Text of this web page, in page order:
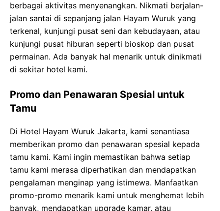
berbagai aktivitas menyenangkan. Nikmati berjalan-
jalan santai di sepanjang jalan Hayam Wuruk yang
terkenal, kunjungi pusat seni dan kebudayaan, atau
kunjungi pusat hiburan seperti bioskop dan pusat
permainan. Ada banyak hal menarik untuk dinikmati
di sekitar hotel kami.
Promo dan Penawaran Spesial untuk
Tamu
Di Hotel Hayam Wuruk Jakarta, kami senantiasa
memberikan promo dan penawaran spesial kepada
tamu kami. Kami ingin memastikan bahwa setiap
tamu kami merasa diperhatikan dan mendapatkan
pengalaman menginap yang istimewa. Manfaatkan
promo-promo menarik kami untuk menghemat lebih
banyak, mendapatkan upgrade kamar, atau